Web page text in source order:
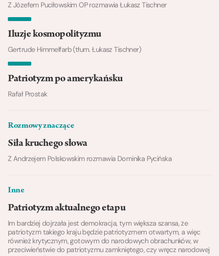
Z Józefem Puciłowskim OP rozmawia Łukasz Tischner
Iluzje kosmopolityzmu
Gertrude Himmelfarb (tłum. Łukasz Tischner)
Patriotyzm po amerykańsku
Rafał Prostak
Rozmowy znaczące
Siła kruchego słowa
Z Andrzejem Polskowskim rozmawia Dominika Pycińska
Inne
Patriotyzm aktualnego etapu
Im bardziej dojrzała jest demokracja, tym większa szansa, że
patriotyzm takiego kraju będzie patriotyzmem otwartym, a więc
również krytycznym, gotowym do narodowych obrachunków, w
przeciwieństwie do patriotyzmu zamkniętego, czy wręcz narodowej